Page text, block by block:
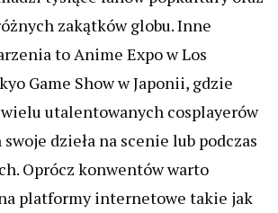
zakątków globu. Inne
to Anime Expo w Los
Game Show w Japonii, gdzie
utalentowanych cosplayerów
dzieła na scenie lub podczas
Oprócz konwentów warto
platformy internetowe takie jak